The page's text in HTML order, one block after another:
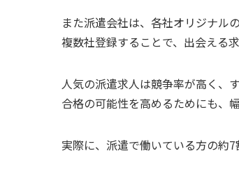
また派遣会社は、各社オリジナル
複数社登録することで、 出会える
人気の派遣求人は競争率が高く、
合格の可能性を高めるためにも、
実際に、 派遣で働いている方の約